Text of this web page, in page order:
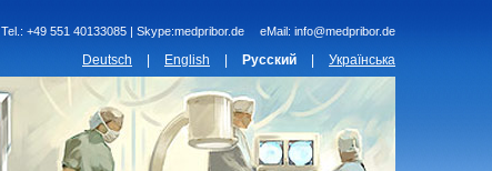
Tel.: +49 551 40133085 | Skype:medpribor.de eMail: info@medpribor.de
Deutsch English Русский Українська